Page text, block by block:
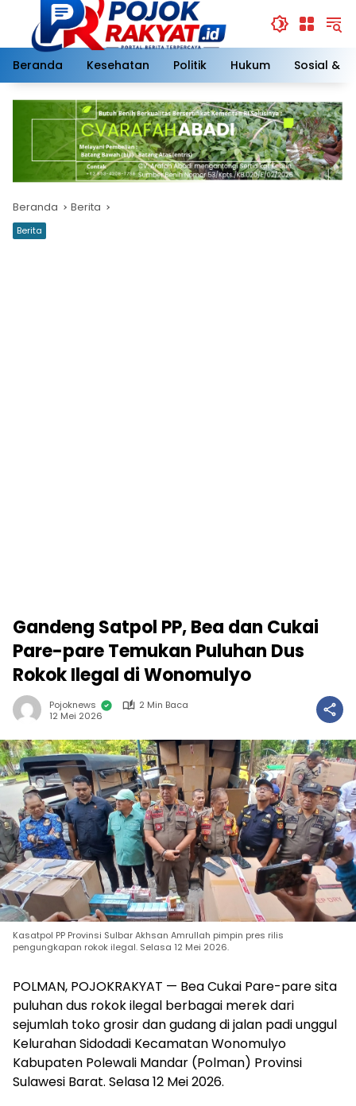
Langsung
konten
Beranda
Kesehatan Politik Hukum Sosial &
Beranda Berita
Berita
Gandeng Satpol PP, Bea dan Cukai
Pare-pare Temukan Puluhan Dus
Rokok Ilegal di Wonomulyo
Pojoknews
2 Min Baca
12 Mei 2026
Kasatpol PP Provinsi Sulbar Akhsan Amrullah pimpin pres rilis
pengungkapan rokok ilegal. Selasa 12 Mei 2026.
POLMAN, POJOKRAKYAT — Bea Cukai Pare-pare sita
puluhan dus rokok ilegal berbagai merek dari
sejumlah toko grosir dan gudang di jalan padi unggul
Kelurahan Sidodadi Kecamatan Wonomulyo
Kabupaten Polewali Mandar (Polman) Provinsi
Sulawesi Barat. Selasa 12 Mei 2026.